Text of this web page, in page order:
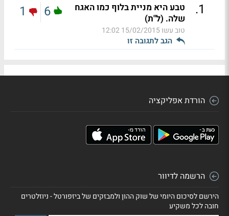
1
.
טבע היא מניית בלוף כמו האגח
שלה. (ל"ת)
טוב עשו15/02/2015 12:02
הגב לתגובה זו
6
1
הורדת אפליקציה
הרשמה לדיוור
הירשם לסיכום היומי של שוק ההון ולמבזקים של ביזפורטל - ניוזלטרים
חובה לכל משקיע